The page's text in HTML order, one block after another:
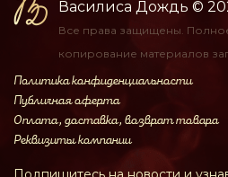
Василиса Дождь ©
Все права защищены.
копирование материалов
Политика конфиденциальности
Публичная оферта
Оплата, доставка, возврат товара
Реквизиты компании